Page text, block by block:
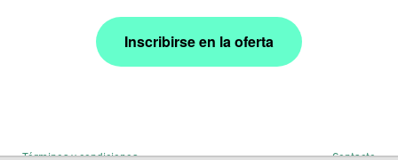
Inscribirse en la oferta